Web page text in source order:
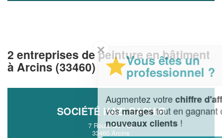
2 entreprises de peinture en bâtiment
à Arcins (33460)
SOCIÉTÉ HAZI BACHIR
7 Route Du Port
33460 Arcins
✕
Vous êtes un
professionnel ?
Augmentez votrechiffre d'affaireset
vosmargestout en gagnant de
nouveaux clients!